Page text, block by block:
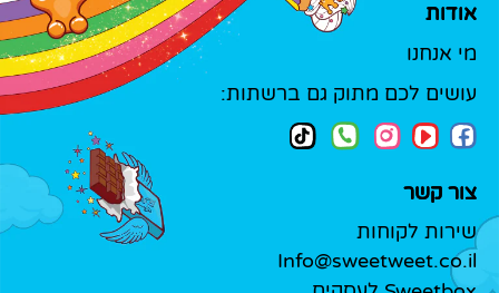
אודות
מי אנחנו
עושים לכם מתוק גם ברשתות:
צור קשר
שירות לקוחות
Info@sweetweet.co.il